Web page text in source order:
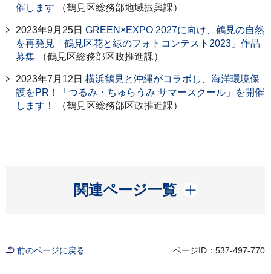
催します （鶴見区総務部地域振興課）
2023年9月25日 GREEN×EXPO 2027に向け、鶴見の自然
を再発見「鶴見区花と緑のフォトコンテスト2023」作品
募集 （鶴見区総務部区政推進課）
2023年7月12日 横浜鶴見と沖縄がコラボし、海洋環境保
護をPR！「つるみ・ちゅらうみ サマースクール」を開催
します！
（鶴見区総務部区政推進課）
関連ページ一覧
開く
前のページに戻る ページID：537-497-770